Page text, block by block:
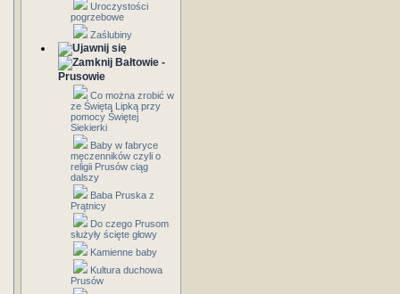
Uroczystości
pogrzebowe
Zaślubiny
Bałtowie -
Prusowie
Co można zrobić w
ze Świętą Lipką przy
pomocy Świętej
Siekierki
Baby w fabryce
męczenników czyli o
religii Prusów ciąg
dalszy
Baba Pruska z
Prątnicy
Do czego Prusom
służyły ścięte głowy
Kamienne baby
Kultura duchowa
Prusów